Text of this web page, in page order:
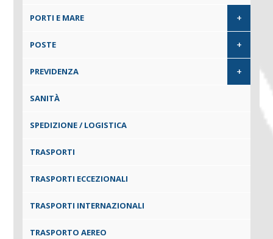
PORTI E MARE +
POSTE +
PREVIDENZA +
SANITÀ
SPEDIZIONE / LOGISTICA
TRASPORTI
TRASPORTI ECCEZIONALI
TRASPORTI INTERNAZIONALI
TRASPORTO AEREO